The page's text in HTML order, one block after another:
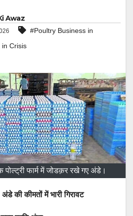
Awaz
#Poultry Business in
Crisis
फार्म में जोडक़र रखे गए अंडे।
की कीमतों में भारी गिरावट